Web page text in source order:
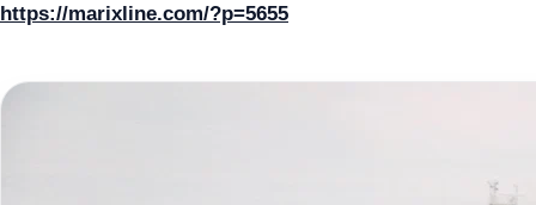
https://marixline.com/?p=5655